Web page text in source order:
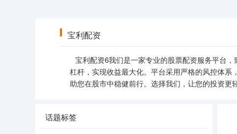
宝利配资
宝利配资6我们是一家专业的股票配资服务平台
杠杆，实现收益最大化。平台采用严格的风控体
助您在股市中稳健前行。选择我们，让您的投资更
话题标签